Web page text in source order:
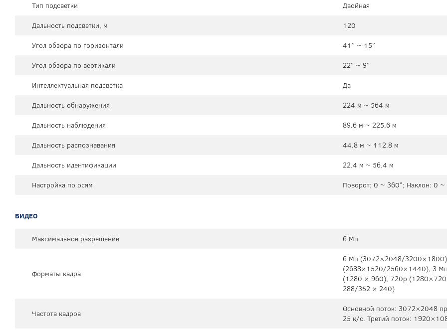
Тип подсветки
Двойная
Дальность подсветки, м
120
Угол обзора по горизонтали
41° ~ 15°
Угол обзора по вертикали
22° ~ 9°
Интеллектуальная подсветка
Да
Дальность обнаружения
224 м ~ 564 м
Дальность наблюдения
89.6 м ~ 225.6 м
Дальность распознавания
44.8 м ~ 112.8 м
Дальность идентификации
22.4 м ~ 56.4 м
Настройка по осям
Поворот: 0 ~ 360°; Наклон: 0
ВИДЕО
Максимальное разрешение 6 Мп
Форматы кадра
6 Мп (3072×2048/
(2688×1520/2560×1440), 3
(1280 × 960), 720p
288/352 × 240)
Частота кадров
Основной поток: 3072×2048
25 к/с. Третий поток: